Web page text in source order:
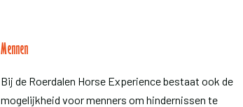
Mennen
Bij de Roerdalen Horse Experience bestaat ook de
mogelijkheid voor menners om hindernissen te